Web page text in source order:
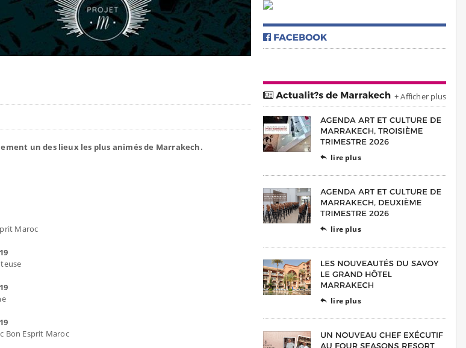
un des lieux les plus animés de Marrakech.
Maroc
Bon Esprit Maroc
+ Afficher plus
 lire plus
 lire plus
 lire plus